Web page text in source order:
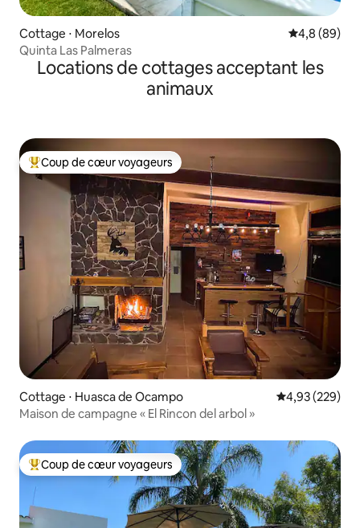
Cottage ⋅ Morelos Évaluation
4,8 (89)
Quinta Las Palmeras
Locations de cottages acceptant les
animaux
Coups de cœur voyageurs les plus appréciés
Coup de cœur voyageurs
Cottage ⋅ Huasca de Ocampo Évaluation
4,93 (229)
Maison de campagne « El Rincon del arbol »
Coups de cœur voyageurs les plus appréciés
Coup de cœur voyageurs